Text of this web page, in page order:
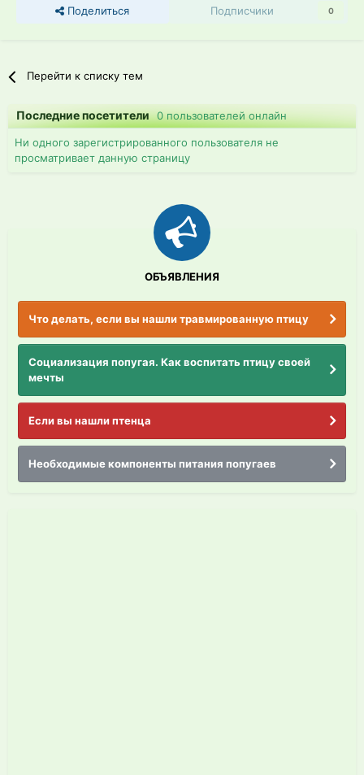
Поделиться Подписчики 0
Перейти к списку тем
Последние посетители0 пользователей онлайн
Ни одного зарегистрированного пользователя не
просматривает данную страницу
ОБЪЯВЛЕНИЯ
Что делать, если вы нашли травмированную птицу
Социализация попугая. Как воспитать птицу своей
мечты
Если вы нашли птенца
Необходимые компоненты питания попугаев